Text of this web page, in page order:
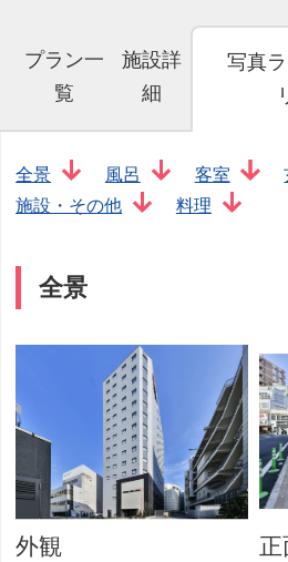
プラン一
覧
施設詳
細
写真
全景 風呂 客室
施設・その他
料理
全景
外観 正